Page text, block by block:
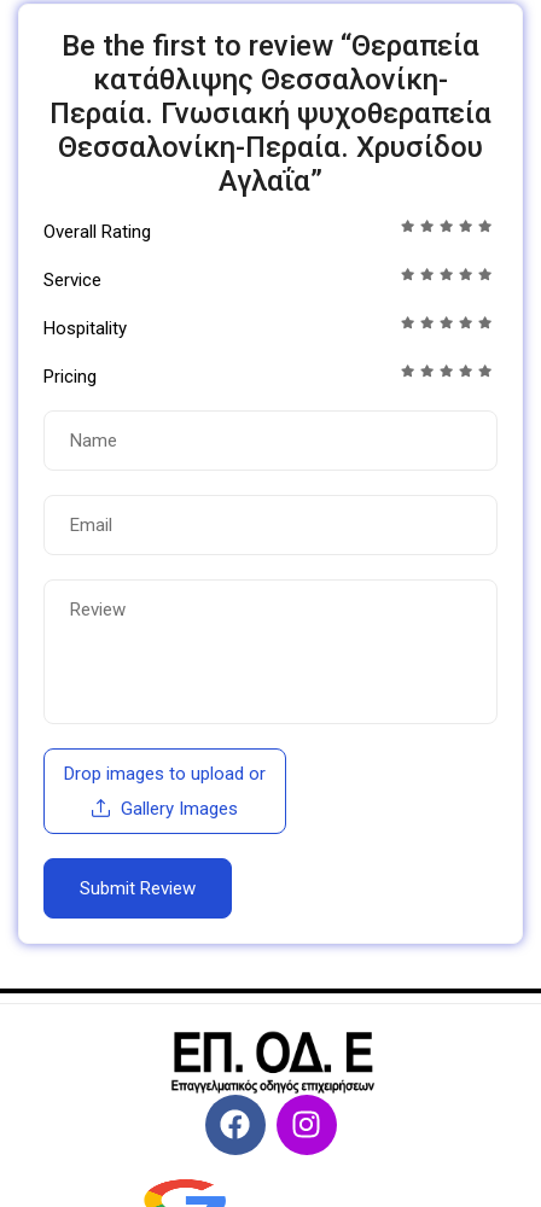
Be the first to review “Θεραπεία
κατάθλιψης Θεσσαλονίκη-
Περαία. Γνωσιακή ψυχοθεραπεία
Θεσσαλονίκη-Περαία. Χρυσίδου
Αγλαΐα”
Overall Rating
Service
Hospitality
Pricing
Drop images to upload or
Gallery Images